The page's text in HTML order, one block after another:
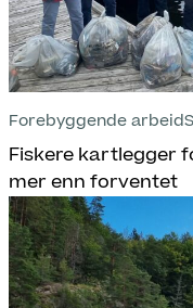
Forebyggende arbeid
Fiskere kartlegger
mer enn forventet